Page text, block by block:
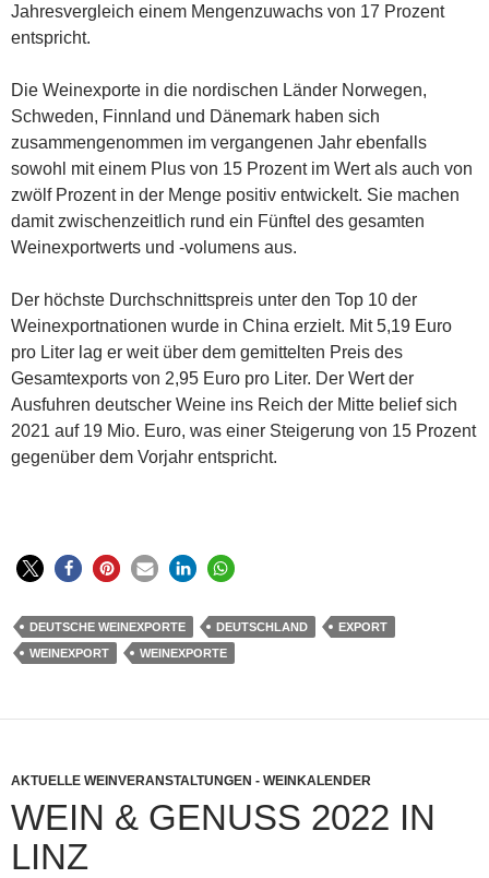
Jahresvergleich einem Mengenzuwachs von 17 Prozent
entspricht.
Die Weinexporte in die nordischen Länder Norwegen,
Schweden, Finnland und Dänemark haben sich
zusammengenommen im vergangenen Jahr ebenfalls
sowohl mit einem Plus von 15 Prozent im Wert als auch von
zwölf Prozent in der Menge positiv entwickelt. Sie machen
damit zwischenzeitlich rund ein Fünftel des gesamten
Weinexportwerts und -volumens aus.
Der höchste Durchschnittspreis unter den Top 10 der
Weinexportnationen wurde in China erzielt. Mit 5,19 Euro
pro Liter lag er weit über dem gemittelten Preis des
Gesamtexports von 2,95 Euro pro Liter. Der Wert der
Ausfuhren deutscher Weine ins Reich der Mitte belief sich
2021 auf 19 Mio. Euro, was einer Steigerung von 15 Prozent
gegenüber dem Vorjahr entspricht.
DEUTSCHE WEINEXPORTE DEUTSCHLAND
EXPORT
WEINEXPORT
WEINEXPORTE
AKTUELLE WEINVERANSTALTUNGEN - WEINKALENDER
WEIN & GENUSS 2022 IN
LINZ